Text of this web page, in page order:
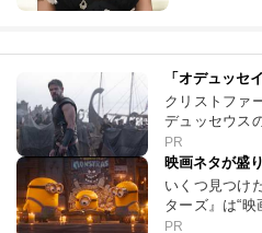
「オデュッセ
クリストファ
デュッセウス
PR
映画ネタが盛
いくつ見つけ
ターズ』は“映
PR